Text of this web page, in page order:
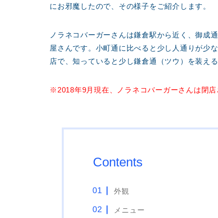
にお邪魔したので、その様子をご紹介します。
ノラネコバーガーさんは鎌倉駅から近く、御成
屋さんです。小町通に比べると少し人通りが少
店で、知っていると少し鎌倉通（ツウ）を装え
※2018年9月現在、ノラネコバーガーさんは閉
Contents
外観
メニュー